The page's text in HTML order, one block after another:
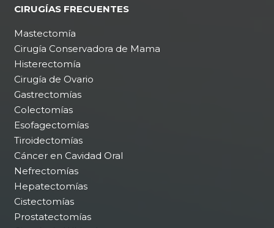
CIRUGÍAS FRECUENTES
Mastectomía
Cirugía Conservadora de Mama
Histerectomía
Cirugía de Ovario
Gastrectomías
Colectomías
Esofagectomías
Tiroidectomías
Cáncer en Cavidad Oral
Nefrectomías
Hepatectomías
Cistectomías
Prostatectomías